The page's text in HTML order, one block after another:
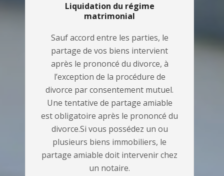
Liquidation du régime
matrimonial
Sauf accord entre les parties, le
partage de vos biens intervient
après le prononcé du divorce, à
l’exception de la procédure de
divorce par consentement mutuel.
Une tentative de partage amiable
est obligatoire après le prononcé du
divorce.Si vous possédez un ou
plusieurs biens immobiliers, le
partage amiable doit intervenir chez
un notaire.